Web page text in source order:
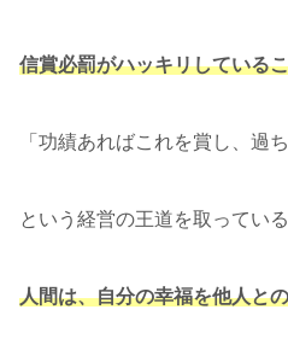
信賞必罰がハッキリしている
「功績あればこれを賞し、過
という経営の王道を取っている
人間は、自分の幸福を他人と